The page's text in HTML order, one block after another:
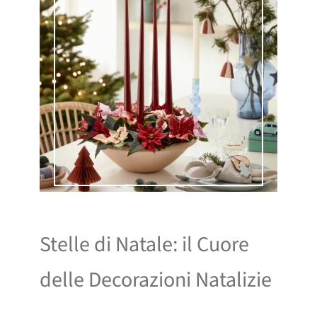
Stelle di Natale: il Cuore
delle Decorazioni Natalizie